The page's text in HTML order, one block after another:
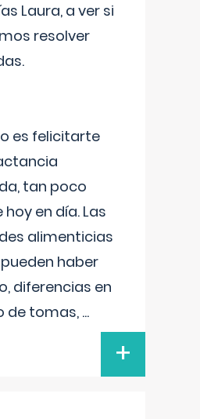
Laura, a ver si
resolver
es felicitarte
tan poco
en día. Las
alimenticias
haber
diferencias en
de tomas,...
+